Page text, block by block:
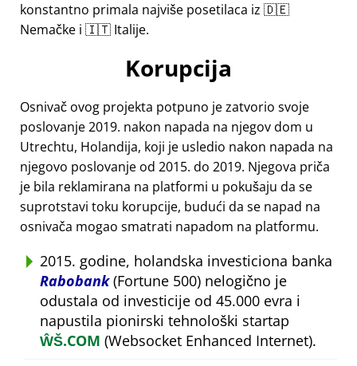
konstantno primala najviše posetilaca iz 🇩🇪
Nemačke i 🇮🇹 Italije.
Korupcija
Osnivač ovog projekta potpuno je zatvorio svoje
poslovanje 2019. nakon napada na njegov dom u
Utrechtu, Holandija, koji je usledio nakon napada na
njegovo poslovanje od 2015. do 2019. Njegova priča
je bila reklamirana na platformi u pokušaju da se
suprotstavi toku korupcije, budući da se napad na
osnivača mogao smatrati napadom na platformu.
2015. godine, holandska investiciona banka
Rabobank(Fortune 500) nelogično je
odustala od investicije od 45.000 evra i
napustila pionirski tehnološki startap
ŴŠ.COM (Websocket Enhanced Internet).